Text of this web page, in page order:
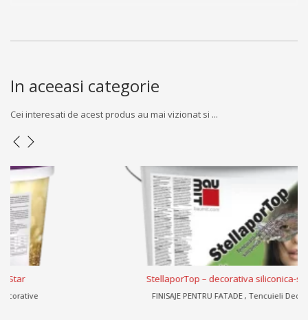
In aceeasi categorie
Cei interesati de acest produs au mai vizionat si ...
StellaporTop – decorativa siliconica-silicatica
FINISAJE PENTRU FATADE , Tencuieli Decorative